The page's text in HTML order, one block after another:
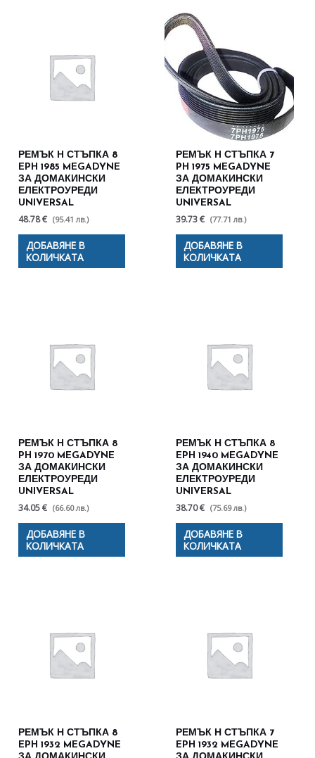
РЕМЪК H СТЪПКА 8
EPH 1985 MEGADYNE
ЗА ДОМАКИНСКИ
ЕЛЕКТРОУРЕДИ
UNIVERSAL
48.78 € (95.41 лв.)
ДОБАВЯНЕ В
КОЛИЧКАТА
РЕМЪК H СТЪПКА 7
PH 1975 MEGADYNE
ЗА ДОМАКИНСКИ
ЕЛЕКТРОУРЕДИ
UNIVERSAL
39.73 € (77.71 лв.)
ДОБАВЯНЕ В
КОЛИЧКАТА
РЕМЪК H СТЪПКА 8
PH 1970 MEGADYNE
ЗА ДОМАКИНСКИ
ЕЛЕКТРОУРЕДИ
UNIVERSAL
34.05 € (66.60 лв.)
ДОБАВЯНЕ В
КОЛИЧКАТА
РЕМЪК Н СТЪПКА 8
EPH 1940 MEGADYNE
ЗА ДОМАКИНСКИ
ЕЛЕКТРОУРЕДИ
UNIVERSAL
38.70 € (75.69 лв.)
ДОБАВЯНЕ В
КОЛИЧКАТА
РЕМЪК Н СТЪПКА 8
EPH 1932 MEGADYNE
РЕМЪК Н СТЪПКА 7
EPH 1932 MEGADYNE